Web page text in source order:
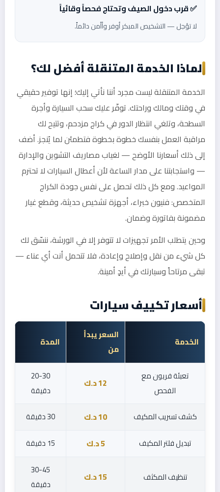
✅ قرب دخول الصيف وتحتاج فحصاً وقائياً
لا تؤجل — التشخيص المبكر أوفر وأأمن دائماً.
لماذا الخدمة المتنقلة أفضل لك؟
الخدمة المتنقلة ليست مجرد أننا نأتي إليك؛ إنها توفير حقيقي
في وقتك ومالك وراحتك. توفّر عليك سحب السيارة وأجرة
السطحة، وتلغي انتظار الدور في كراج مزدحم، وتتيح لك
مراقبة العمل بنفسك خطوة بخطوة فتطمئن لما يُنجز. أضف
إلى ذلك أسعارنا الأوضح — لغياب مصاريف التشوين والإدارة
— واستجابتنا على مدار الساعة لأن أعطال السيارات لا تحترم
المواعيد. ومع كل ذلك تحصل على نفس جودة الكراج
المتخصص: فنيون خبراء، أجهزة تشخيص حديثة، وقطع غيار
مضمونة بفاتورة وضمان.
وحين يتطلب الأمر تجهيزات لا تتوفر إلا في الورشة، ننسّق لك
كل شيء من نقل وإصلاح وإعادة، فلا تتحمل أنت أي عناء —
تبقى مرتاحاً وسيارتك في أيدٍ أمينة.
أسعار تكييف سيارات
الخدمة
السعر يبدأ
من
المدة
تعبئة فريون مع
الفحص
12 د.ك
20-30
دقيقة
كشف تسريب المكيف
10 د.ك
30 دقيقة
تبديل فلتر المكيف
5 د.ك 15 دقيقة
تنظيف المكثف 15 د.ك
30-45
دقيقة